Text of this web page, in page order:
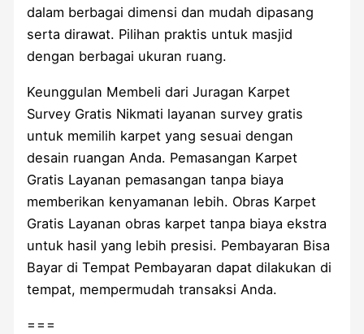
dalam berbagai dimensi dan mudah dipasang
serta dirawat. Pilihan praktis untuk masjid
dengan berbagai ukuran ruang.
Keunggulan Membeli dari Juragan Karpet
Survey Gratis Nikmati layanan survey gratis
untuk memilih karpet yang sesuai dengan
desain ruangan Anda. Pemasangan Karpet
Gratis Layanan pemasangan tanpa biaya
memberikan kenyamanan lebih. Obras Karpet
Gratis Layanan obras karpet tanpa biaya ekstra
untuk hasil yang lebih presisi. Pembayaran Bisa
Bayar di Tempat Pembayaran dapat dilakukan di
tempat, mempermudah transaksi Anda.
===